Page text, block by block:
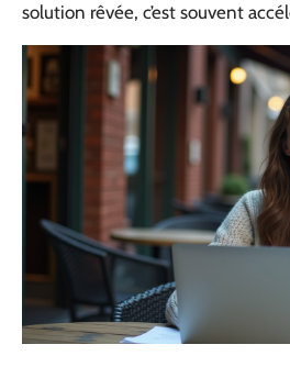
solution rêvée, c’est souvent